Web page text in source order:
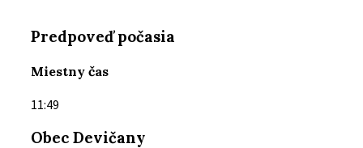
Predpoveď počasia
Miestny čas
11:49
Obec Devičany